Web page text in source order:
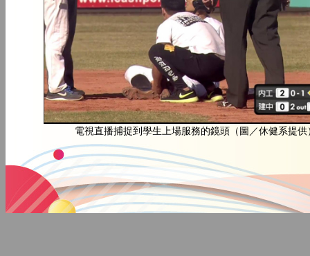
電視直播捕捉到學生上場服務的鏡頭（圖／休健系提供